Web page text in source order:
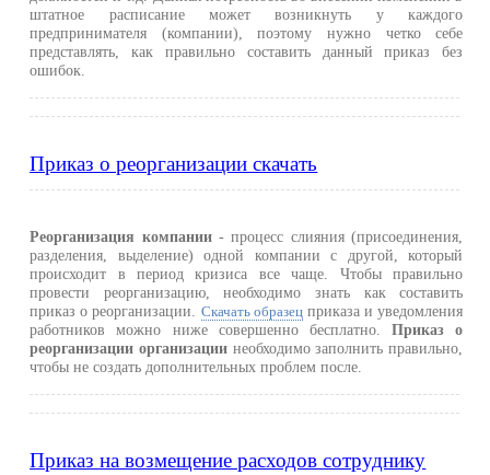
штатное расписание может возникнуть у каждого
предпринимателя (компании), поэтому нужно четко себе
представлять, как правильно составить данный приказ без
ошибок.
Приказ о реорганизации скачать
Реорганизация компании- процесс слияния (присоединения,
разделения, выделение) одной компании с другой, который
происходит в период кризиса все чаще. Чтобы правильно
провести реорганизацию, необходимо знать как составить
приказ о реорганизации. Скачать образецприказа и уведомления
работников можно ниже совершенно бесплатно.Приказ о
реорганизации организациинеобходимо заполнить правильно,
чтобы не создать дополнительных проблем после.
Приказ на возмещение расходов сотруднику